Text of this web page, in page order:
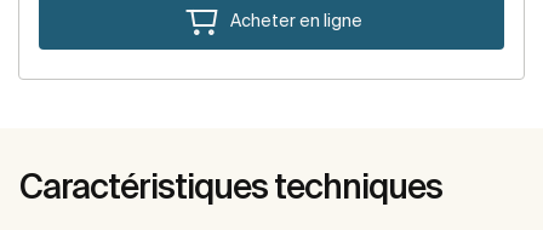
Acheter en ligne
Caractéristiques techniques